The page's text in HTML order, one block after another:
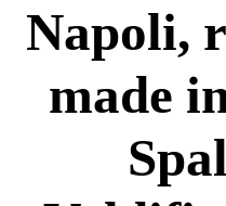
Napoli,
made